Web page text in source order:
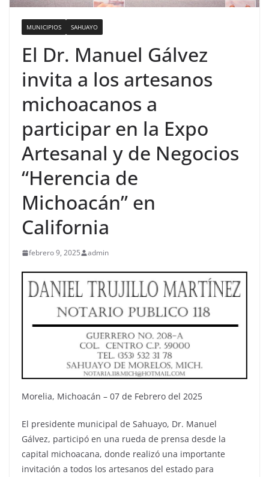
MUNICIPIOS SAHUAYO
El Dr. Manuel Gálvez
invita a los artesanos
michoacanos a
participar en la Expo
Artesanal y de Negocios
“Herencia de
Michoacán” en
California
febrero 9, 2025 admin
Morelia, Michoacán – 07 de Febrero del 2025
El presidente municipal de Sahuayo, Dr. Manuel
Gálvez, participó en una rueda de prensa desde la
capital michoacana, donde realizó una importante
invitación a todos los artesanos del estado para